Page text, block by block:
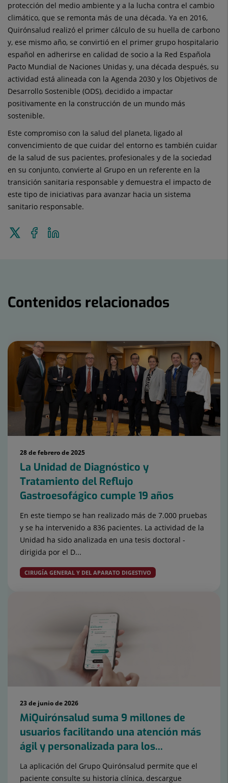
protección del medio ambiente y a la lucha contra el cambio
climático, que se remonta más de una década. Ya en 2016,
Quirónsalud realizó el primer cálculo de su huella de carbono
y, ese mismo año, se convirtió en el primer grupo hospitalario
español en adherirse en calidad de socio a la Red Española
Pacto Mundial de Naciones Unidas y, una década después, su
actividad está alineada con la Agenda 2030 y los Objetivos de
Desarrollo Sostenible (ODS), decidido a impactar
positivamente en la construcción de un mundo más
sostenible.
Este compromiso con la salud del planeta, ligado al
convencimiento de que cuidar del entorno es también cuidar
de la salud de sus pacientes, profesionales y de la sociedad
en su conjunto, convierte al Grupo en un referente en la
transición sanitaria responsable y demuestra el impacto de
este tipo de iniciativas para avanzar hacia un sistema
sanitario responsable.
Enviar
Compartir
en
Contenidos relacionados
28 de febrero de 2025
La Unidad de Diagnóstico y
Tratamiento del Reflujo
Gastroesofágico cumple 19 años
En este tiempo se han realizado más de 7.000 pruebas
y se ha intervenido a 836 pacientes. La actividad de la
Unidad ha sido analizada en una tesis doctoral -
dirigida por el D...
CIRUGÍA GENERAL Y DEL APARATO DIGESTIVO
23 de junio de 2026
MiQuirónsalud suma 9 millones de
usuarios facilitando una atención más
ágil y personalizada para los...
La aplicación del Grupo Quirónsalud permite que el
paciente consulte su historia clínica, descargue